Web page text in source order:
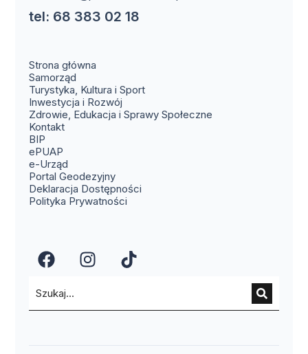
tel: 68 383 02 18
Strona główna
Samorząd
Turystyka, Kultura i Sport
Inwestycja i Rozwój
Zdrowie, Edukacja i Sprawy Społeczne
Kontakt(otwiera się w nowym oknie)
BIP
ePUAP
e-Urząd
Portal Geodezyjny(otwiera się w nowym oknie)
Deklaracja Dostępności
Polityka Prywatności
(otwiera się w nowym oknie)
(otwiera się w nowym
(otwiera się w